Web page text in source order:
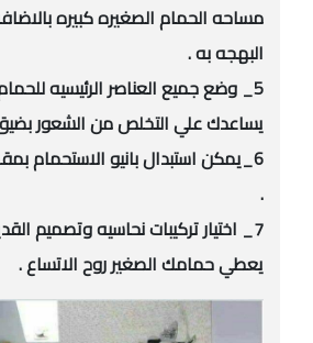
مساحه الحمام الصغيره كبيره
البهجه به .
5_ وضع جميع العناصر الرئيسيه
يساعدك علي التخلص من الشعور
6_يمكن استبدال بانيو
.
7_ اختيار تركيبات نحاسيه وتصميم
يعطي حمامك الصغير روح الاتساع .